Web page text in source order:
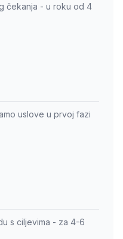
čekanja - u roku od 4
uslove u prvoj fazi
s ciljevima - za 4-6